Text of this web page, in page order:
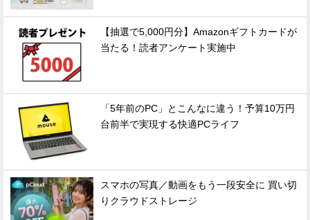
【抽選で5,000円分】Amazonギフトカードが
当たる！読者アンケート実施中
「5年前のPC」とこんなに違う！予算10万円
台前半で実現する快適PCライフ
スマホの写真／動画をもう一段安全に 買い切
りクラウドストレージ